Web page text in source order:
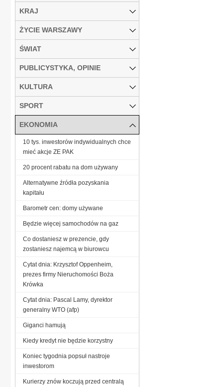
KRAJ
ŻYCIE WARSZAWY
ŚWIAT
PUBLICYSTYKA, OPINIE
KULTURA
SPORT
EKONOMIA
10 tys. inwestorów indywidualnych chce
mieć akcje ZE PAK
20 procent rabatu na dom używany
Alternatywne źródła pozyskania
kapitału
Barometr cen: domy używane
Będzie więcej samochodów na gaz
Co dostaniesz w prezencie, gdy
zostaniesz najemcą w biurowcu
Cytat dnia: Krzysztof Oppenheim,
prezes firmy Nieruchomości Boża
Krówka
Cytat dnia: Pascal Lamy, dyrektor
generalny WTO (afp)
Giganci hamują
Kiedy kredyt nie będzie korzystny
Koniec tygodnia popsuł nastroje
inwestorom
Kurierzy znów koczują przed centralą